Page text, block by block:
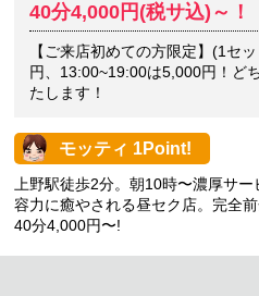
40分4,000円(税サ込)～！
【ご来店初めての方限定】(1セ
円、13:00~19:00は5,000円！ど
たします！
モッティ 1Point!
上野駅徒歩2分。朝10時〜濃厚サー
容力に癒やされる昼セク店。完全
40分4,000円〜!